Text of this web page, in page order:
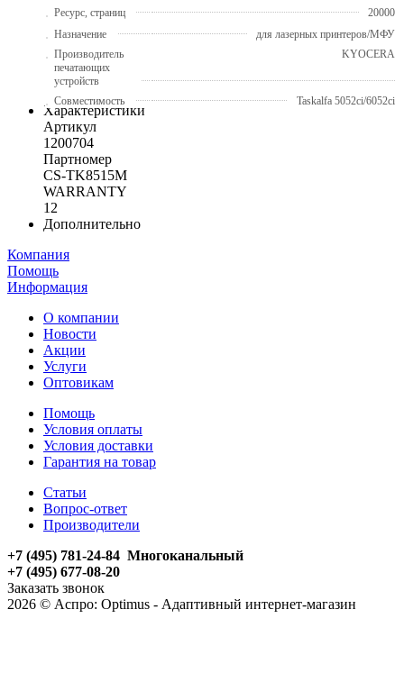
Ресурс, страниц
20000
Назначение
для лазерных принтеров/МФУ
Производитель
печатающих
устройств
KYOCERA
Совместимость Taskalfa 5052ci/6052ci
Характеристики
Артикул
1200704
Партномер
CS-TK8515M
WARRANTY
12
Дополнительно
Компания
Помощь
Информация
О компании
Новости
Акции
Услуги
Оптовикам
Помощь
Условия оплаты
Условия доставки
Гарантия на товар
Статьи
Вопрос-ответ
Производители
+7 (495) 781-24-84 Многоканальный
+7 (495) 677-08-20
Заказать звонок
2026 © Аспро: Optimus - Адаптивный интернет-магазин